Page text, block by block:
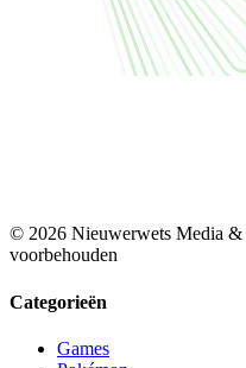
© 2026 Nieuwerwets Media &
voorbehouden
Categorieën
Games